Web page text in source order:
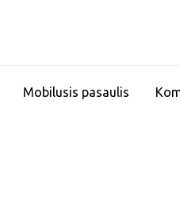
Mobilusis pasaulis